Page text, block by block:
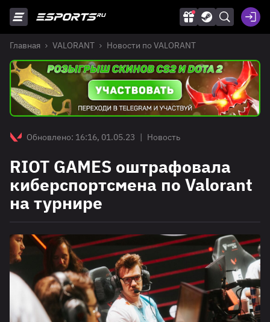
Главная VALORANT Новости по VALORANT
Обновлено: 16:16, 01.05.23 | Новость
RIOT GAMES оштрафовала
киберспортсмена по Valorant
на турнире